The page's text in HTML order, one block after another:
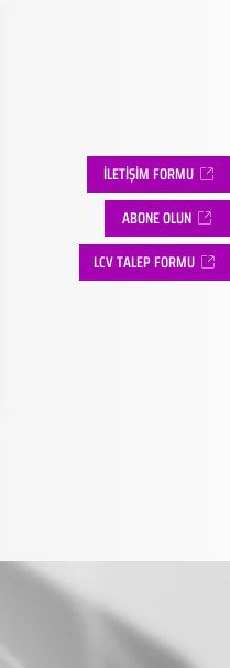
ABONE OLUN
LCV TALEP FORMU
İLETİŞİM FORMU